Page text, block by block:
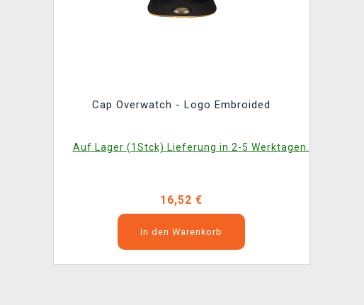
Cap Overwatch - Logo Embroided
Auf Lager (1Stck) Lieferung in 2-5 Werktagen.
16,52 €
In den Warenkorb